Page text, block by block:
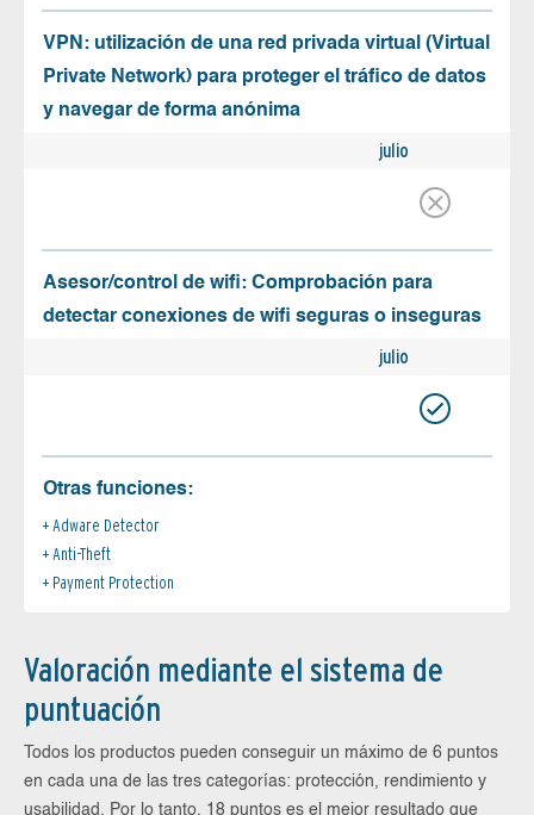
VPN: utilización de una red privada virtual (Virtual
Private Network) para proteger el tráfico de datos
y navegar de forma anónima
julio
Asesor/control de wifi: Comprobación para
detectar conexiones de wifi seguras o inseguras
julio
Otras funciones:
Adware Detector
Anti-Theft
Payment Protection
Valoración mediante el sistema de
puntuación
Todos los productos pueden conseguir un máximo de 6 puntos
en cada una de las tres categorías: protección, rendimiento y
usabilidad. Por lo tanto, 18 puntos es el mejor resultado que